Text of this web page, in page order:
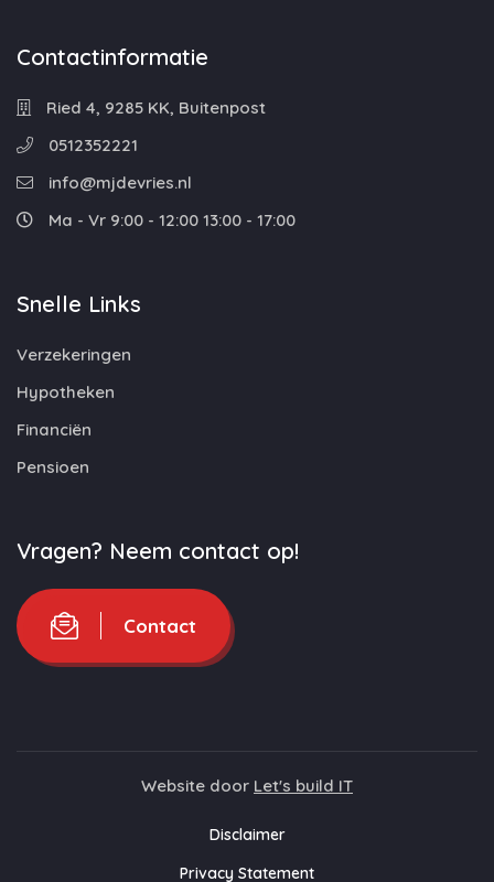
Contactinformatie
Ried 4, 9285 KK, Buitenpost
0512352221
info@mjdevries.nl
Ma - Vr 9:00 - 12:00 13:00 - 17:00
Snelle Links
Verzekeringen
Hypotheken
Financiën
Pensioen
Vragen? Neem contact op!
Contact
Website door Let's build IT
Disclaimer
Privacy Statement